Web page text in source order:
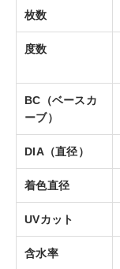
枚数
度数
BC（ベースカ
ーブ）
DIA（直径）
着色直径
UVカット
含水率